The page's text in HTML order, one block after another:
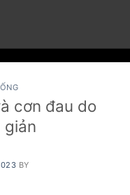
cơn đau do
giản
BY